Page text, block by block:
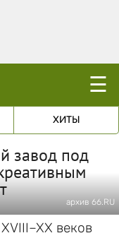
☰
ХИТЫ
завод под
архив 66.RU
веков